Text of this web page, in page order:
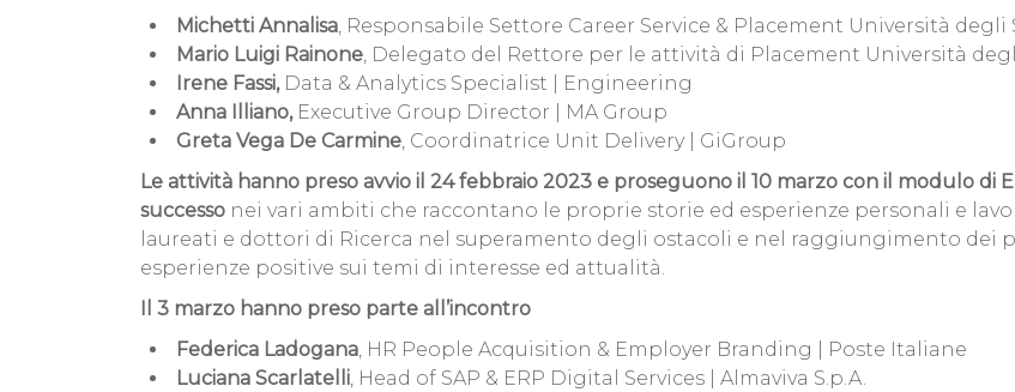
Michetti Annalisa, Responsabile Settore Career Service & Placement Università degli
Mario Luigi Rainone, Delegato del Rettore per le attività di Placement Università
Irene Fassi,Data & Analytics Specialist | Engineering
Anna Illiano,Executive Group Director | MA Group
Greta Vega De Carmine, Coordinatrice Unit Delivery | GiGroup
Le attività hanno preso avvio il 24 febbraio 2023 e proseguono il 10 marzo con il modulo di
successo nei vari ambiti che raccontano le proprie storie ed esperienze personali e
laureati e dottori di Ricerca nel superamento degli ostacoli e nel raggiungimento dei
esperienze positive sui temi di interesse ed attualità.
Il 3 marzo hanno preso parte all’incontro
Federica Ladogana, HR People Acquisition & Employer Branding | Poste Italiane
Luciana Scarlatelli, Head of SAP & ERP Digital Services | Almaviva S.p.A.